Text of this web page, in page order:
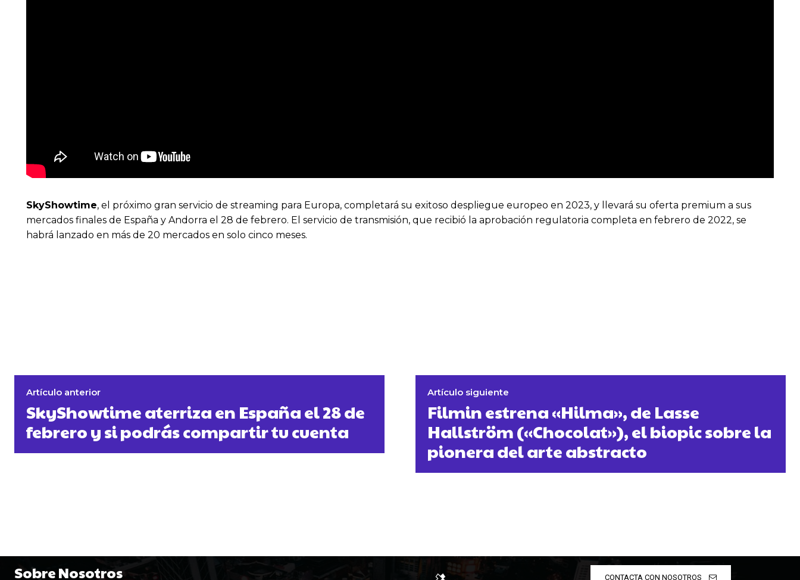
SkyShowtime, el próximo gran servicio de streaming para Europa, completará su exitoso despliegue europeo en 2023, y llevará su oferta premium a sus
mercados finales de España y Andorra el 28 de febrero. El servicio de transmisión, que recibió la aprobación regulatoria completa en febrero de 2022, se
habrá lanzado en más de 20 mercados en solo cinco meses.
Artículo anterior
SkyShowtime aterriza en España el 28 de
febrero y si podrás compartir tu cuenta
Artículo siguiente
Filmin estrena «Hilma», de Lasse
Hallström («Chocolat»), el biopic sobre la
pionera del arte abstracto
Sobre Nosotros CONTACTA CON NOSOTROS